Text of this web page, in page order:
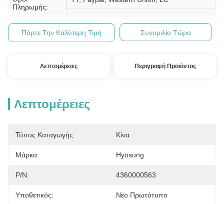
Πληρωμής:
Πάρτε Την Καλύτερη Τιμή Συνομιλία Τώρα
Λεπτομέρειες Περιγραφή Προϊόντος
Λεπτομέρειες
Τόπος Καταγωγής: Κίνα
Μάρκα: Hyosung
P/N: 4360000563
Υποθετικός: Νέο Πρωτότυπο